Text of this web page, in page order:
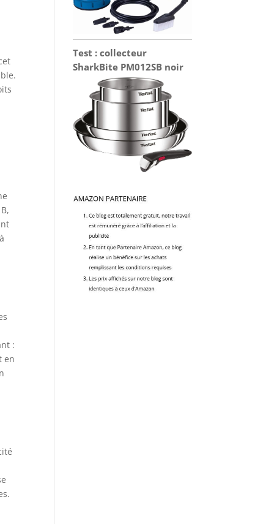
:
en
Test : collecteur
SharkBite PM012SB noir